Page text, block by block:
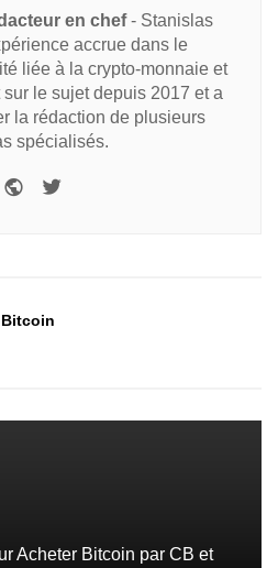
en chef- Stanislas
accrue dans le
liée à la crypto-monnaie et
le sujet depuis 2017 et a
la rédaction de plusieurs
spécialisés.
Acheter Bitcoin par CB et